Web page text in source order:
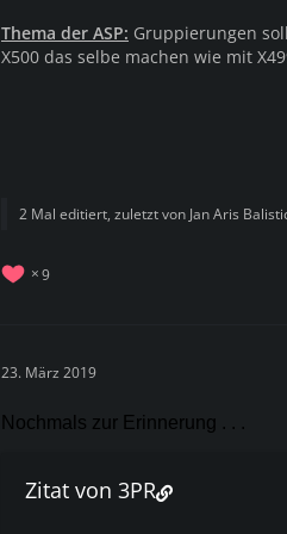
Thema der ASP: Gruppierungen
X500 das selbe machen wie mit
2 Mal editiert, zuletzt von Jan Aris
9
23. März 2019
Nochmals zur Erinnerung . . .
Zitat von 3PR